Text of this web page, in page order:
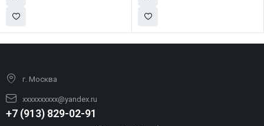
г. Москва
xxxxxxxxxx@yandex.ru
+7 (913) 829-02-91